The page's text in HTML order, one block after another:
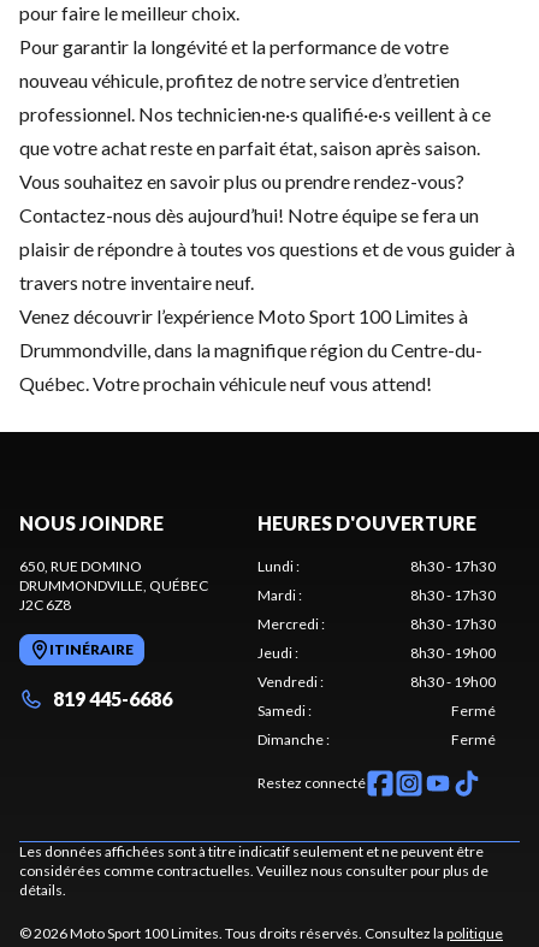
pour faire le meilleur choix.
Pour garantir la longévité et la performance de votre
nouveau véhicule, profitez de notreservice d’entretien
professionnel. Nos technicien·ne·s qualifié·e·s veillent à ce
que votre achat reste en parfait état, saison après saison.
Vous souhaitez en savoir plus ou prendre rendez-vous?
Contactez-nous dès aujourd’hui! Notre équipe se fera un
plaisir de répondre à toutes vos questions et de vous guider à
travers notre inventaire neuf.
Venez découvrir l’expérience Moto Sport 100 Limites à
Drummondville, dans la magnifique région du Centre-du-
Québec. Votre prochain véhicule neuf vous attend!
NOUS JOINDRE
650, RUE DOMINO
DRUMMONDVILLE, QUÉBEC
J2C 6Z8
ITINÉRAIRE
819 445-6686
HEURES D'OUVERTURE
Lundi:
8h30 - 17h30
Mardi:
8h30 - 17h30
Mercredi:
8h30 - 17h30
Jeudi:
8h30 - 19h00
Vendredi:
8h30 - 19h00
Samedi:
Fermé
Dimanche: Fermé
Restez connecté
Les données affichées sont à titre indicatif seulement et ne peuvent être
considérées comme contractuelles. Veuillez nous consulter pour plus de
détails.
© 2026 Moto Sport 100 Limites. Tous droits réservés. Consultez la politique